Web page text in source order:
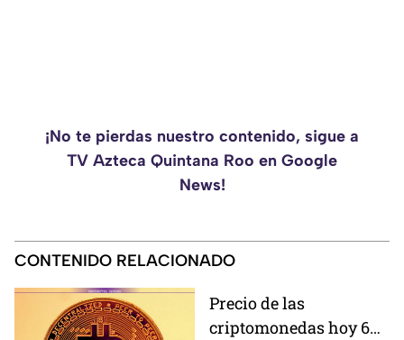
¡No te pierdas nuestro contenido, sigue a
TV Azteca Quintana Roo en Google
News!
CONTENIDO RELACIONADO
Precio de las
criptomonedas hoy 6